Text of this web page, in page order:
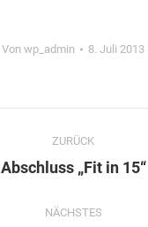
Von wp_admin 8. Juli 2013
ZURÜCK
Vorheriger
Abschluss „Fit in 15“
NÄCHSTES